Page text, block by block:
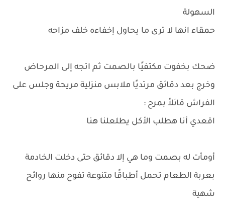
السهولة
حمقاء انها لا ترى ما يحاول إخفاءه خلف مزاحه
ضحك بخفوت مكتفيًا بالصمت ثم اتجه إلى المرحاض
وخرج بعد دقائق مرتديًا ملابس منزلية مريحة وجلس على
الفراش قائلاً بمرح :
اقعدي أنا هطلب الأكل يطلعلنا هنا
أومأت له بصمت وما هي إلا دقائق حتى دخلت الخادمة
بعربة الطعام تحمل أطباقًا متنوعة تفوح منها روائح
شهية